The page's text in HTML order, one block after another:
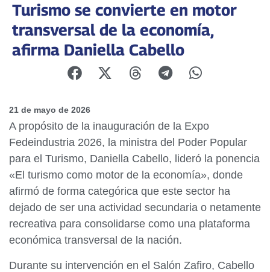
Turismo se convierte en motor
transversal de la economía,
afirma Daniella Cabello
21 de mayo de 2026
A propósito de la inauguración de la Expo
Fedeindustria 2026, la ministra del Poder Popular
para el Turismo, Daniella Cabello, lideró la ponencia
«El turismo como motor de la economía», donde
afirmó de forma categórica que este sector ha
dejado de ser una actividad secundaria o netamente
recreativa para consolidarse como una plataforma
económica transversal de la nación.
Durante su intervención en el Salón Zafiro, Cabello